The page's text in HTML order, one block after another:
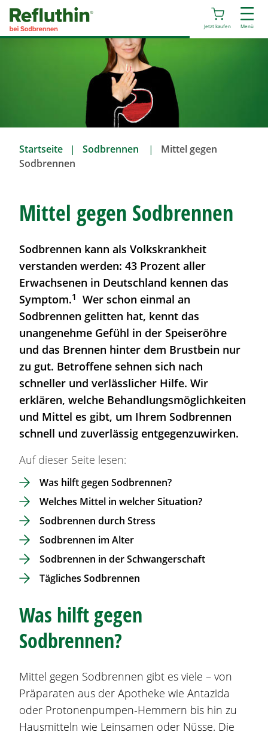
r
Jetzt kaufen Menü
Startseite Sodbrennen
Mittel gegen
Sodbrennen
Mittel gegen Sodbrennen
Sodbrennen kann als Volkskrankheit
verstanden werden: 43 Prozent aller
Erwachsenen in Deutschland kennen das
Symptom.1
Wer schon einmal an
Sodbrennen gelitten hat, kennt das
unangenehme Gefühl in der Speiseröhre
und das Brennen hinter dem Brustbein nur
zu gut. Betroffene sehnen sich nach
schneller und verlässlicher Hilfe. Wir
erklären, welche Behandlungsmöglichkeiten
und Mittel es gibt, um Ihrem Sodbrennen
schnell und zuverlässig entgegenzuwirken.
Auf dieser Seite lesen:
Was hilft gegen Sodbrennen?
Welches Mittel in welcher Situation?
Sodbrennen durch Stress
Sodbrennen im Alter
Sodbrennen in der Schwangerschaft
Tägliches Sodbrennen
Was hilft gegen
Sodbrennen?
Mittel gegen Sodbrennen gibt es viele – von
Präparaten aus der Apotheke wie Antazida
oder Protonenpumpen-Hemmern bis hin zu
Hausmitteln wie Leinsamen oder Nüsse. Die